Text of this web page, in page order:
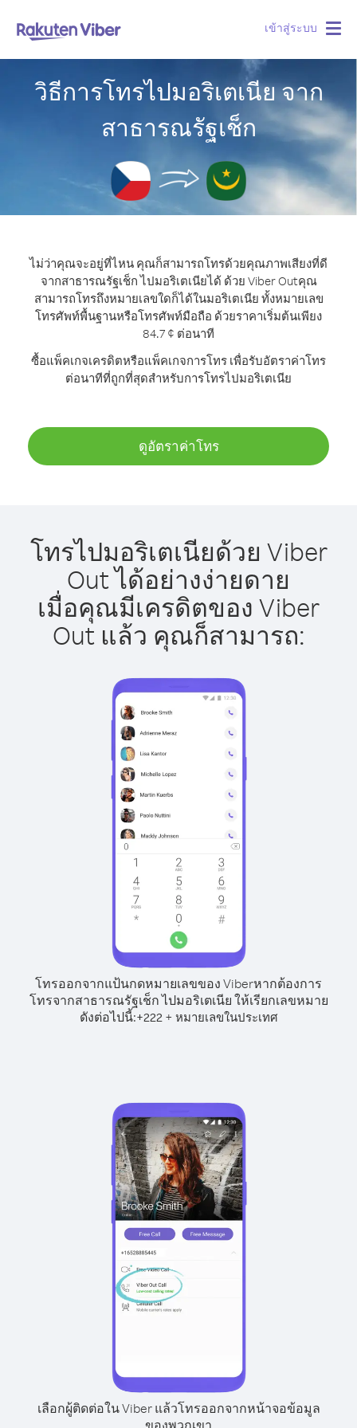
เข้าสู่ระบบ
วิธีการโทรไปมอริเตเนีย จาก
สาธารณรัฐเช็ก
ไม่ว่าคุณจะอยู่ที่ไหน คุณก็สามารถโทรด้วยคุณภาพเสียงที่ดี
จากสาธารณรัฐเช็ก ไปมอริเตเนียได้ ด้วย Viber Outคุณ
สามารถโทรถึงหมายเลขใดก็ได้ในมอริเตเนีย ทั้งหมายเลข
โทรศัพท์พื้นฐานหรือโทรศัพท์มือถือ ด้วยราคาเริ่มต้นเพียง
84.7 ¢ ต่อนาที
ซื้อแพ็คเกจเครดิตหรือแพ็คเกจการโทร เพื่อรับอัตราค่าโทร
ต่อนาทีที่ถูกที่สุดสำหรับการโทรไปมอริเตเนีย
ดูอัตราค่าโทร
โทรไปมอริเตเนียด้วย Viber
Out ได้อย่างง่ายดาย
เมื่อคุณมีเครดิตของ Viber
Out แล้ว คุณก็สามารถ:
โทรออกจากแป้นกดหมายเลขของ Viberหากต้องการ
โทรจากสาธารณรัฐเช็ก ไปมอริเตเนีย ให้เรียกเลขหมาย
ดังต่อไปนี้:+222+ หมายเลขในประเทศ
เลือกผู้ติดต่อใน Viber แล้วโทรออกจากหน้าจอข้อมูล
ของพวกเขา